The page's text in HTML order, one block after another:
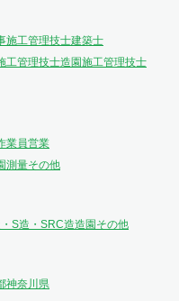
施工管理技士建築士
工管理技士造園施工管理技士
業員営業
測量その他
S造・SRC造造園 その他
神奈川県